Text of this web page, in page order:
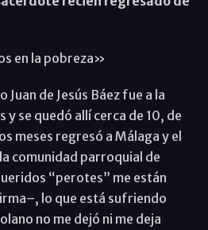
en la pobreza»
Juan de Jesús Báez fue a la
se quedó allí cerca de 10, de
meses regresó a Málaga y el
comunidad parroquial de
“perotes” me están
lo que está sufriendo
no me dejó ni me deja